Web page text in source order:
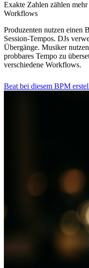
Exakte Zahlen zählen
Workflows
Produzenten nutzen einen
Session-Tempos. DJs
Übergänge. Musiker
probbares Tempo zu
verschiedene Workflows.
Beat bei diesem BPM